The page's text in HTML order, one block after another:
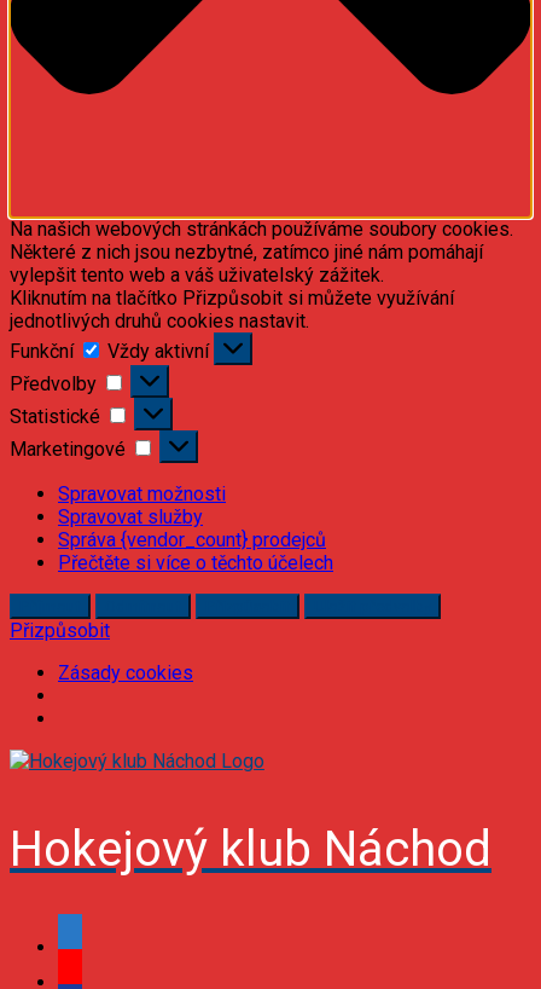
Na našich webových stránkách používáme soubory cookies.
Některé z nich jsou nezbytné, zatímco jiné nám pomáhají
vylepšit tento web a váš uživatelský zážitek.
Kliknutím na tlačítko Přizpůsobit si můžete využívání
jednotlivých druhů cookies nastavit.
Funkční
Funkční
Vždy aktivní
Předvolby
Předvolby
Statistické
Statistické
Marketingové
Marketingové
Spravovat možnosti
Spravovat služby
Správa {vendor_count} prodejců
Přečtěte si více o těchto účelech
Přizpůsobit
Zásady cookies
Skip
Hokejový klub Náchod